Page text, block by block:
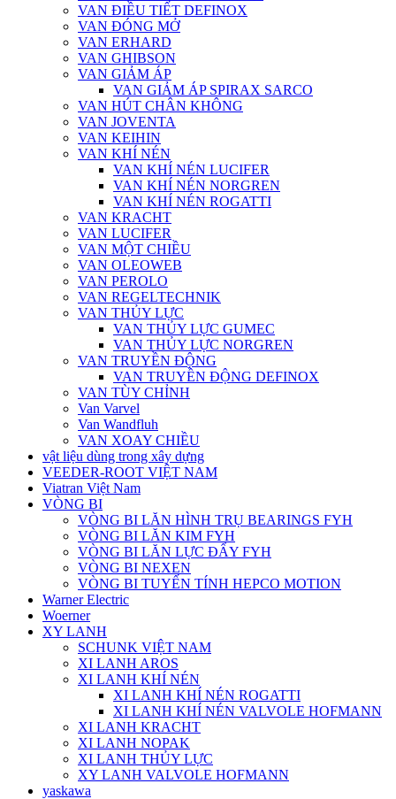
VAN ĐIỀU TIẾT DEFINOX
VAN ĐÓNG MỞ
VAN ERHARD
VAN GHIBSON
VAN GIẢM ÁP
VAN GIẢM ÁP SPIRAX SARCO
VAN HÚT CHÂN KHÔNG
VAN JOVENTA
VAN KEIHIN
VAN KHÍ NÉN
VAN KHÍ NÉN LUCIFER
VAN KHÍ NÉN NORGREN
VAN KHÍ NÉN ROGATTI
VAN KRACHT
VAN LUCIFER
VAN MỘT CHIỀU
VAN OLEOWEB
VAN PEROLO
VAN REGELTECHNIK
VAN THỦY LỰC
VAN THỦY LỰC GUMEC
VAN THỦY LỰC NORGREN
VAN TRUYỀN ĐỘNG
VAN TRUYỀN ĐỘNG DEFINOX
VAN TÙY CHỈNH
Van Varvel
Van Wandfluh
VAN XOAY CHIỀU
vật liệu dùng trong xây dựng
VEEDER-ROOT VIỆT NAM
Viatran Việt Nam
VÒNG BI
VÒNG BI LĂN HÌNH TRỤ BEARINGS FYH
VÒNG BI LĂN KIM FYH
VÒNG BI LĂN LỰC ĐẨY FYH
VÒNG BI NEXEN
VÒNG BI TUYẾN TÍNH HEPCO MOTION
Warner Electric
Woerner
XY LANH
SCHUNK VIỆT NAM
XI LANH AROS
XI LANH KHÍ NÉN
XI LANH KHÍ NÉN ROGATTI
XI LANH KHÍ NÉN VALVOLE HOFMANN
XI LANH KRACHT
XI LANH NOPAK
XI LANH THỦY LỰC
XY LANH VALVOLE HOFMANN
yaskawa